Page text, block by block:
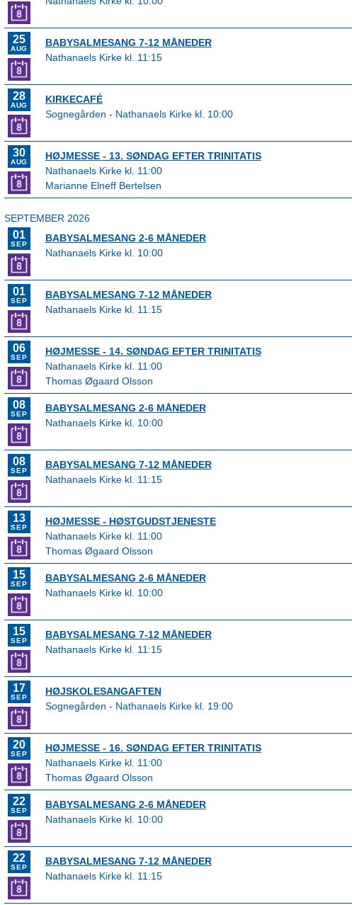
25
AUG
BABYSALMESANG 7-12 MÅNEDER
Nathanaels Kirke kl. 11:15
28
AUG
KIRKECAFÉ
Sognegården - Nathanaels Kirke kl. 10:00
30
AUG
HØJMESSE - 13. SØNDAG EFTER TRINITATIS
Nathanaels Kirke kl. 11:00
Marianne Elneff Bertelsen
SEPTEMBER 2026
01
SEP
BABYSALMESANG 2-6 MÅNEDER
Nathanaels Kirke kl. 10:00
01
SEP
BABYSALMESANG 7-12 MÅNEDER
Nathanaels Kirke kl. 11:15
06
SEP
HØJMESSE - 14. SØNDAG EFTER TRINITATIS
Nathanaels Kirke kl. 11:00
Thomas Øgaard Olsson
08
SEP
BABYSALMESANG 2-6 MÅNEDER
Nathanaels Kirke kl. 10:00
08
SEP
BABYSALMESANG 7-12 MÅNEDER
Nathanaels Kirke kl. 11:15
13
SEP
HØJMESSE - HØSTGUDSTJENESTE
Nathanaels Kirke kl. 11:00
Thomas Øgaard Olsson
15
SEP
BABYSALMESANG 2-6 MÅNEDER
Nathanaels Kirke kl. 10:00
15
SEP
BABYSALMESANG 7-12 MÅNEDER
Nathanaels Kirke kl. 11:15
17
SEP
HØJSKOLESANGAFTEN
Sognegården - Nathanaels Kirke kl. 19:00
20
SEP
HØJMESSE - 16. SØNDAG EFTER TRINITATIS
Nathanaels Kirke kl. 11:00
Thomas Øgaard Olsson
22
SEP
BABYSALMESANG 2-6 MÅNEDER
Nathanaels Kirke kl. 10:00
22
SEP
BABYSALMESANG 7-12 MÅNEDER
Nathanaels Kirke kl. 11:15